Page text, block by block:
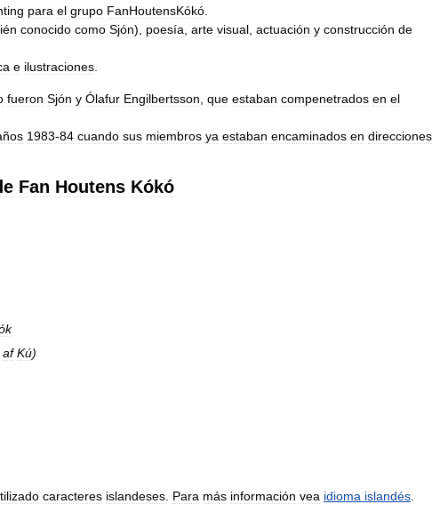
para el grupo FanHoutensKókó
conocido como Sjón), poesía arte visual actuación y construcción de
e ilustraciones
fueron Sjón y Ólafur Engilbertsson que estaban compenetrados en el
1983-84 cuando sus miembros ya estaban encaminados en direcciones
Fan Houtens Kókó
af Kú)
caracteres islandeses Para más información vea idioma islandés